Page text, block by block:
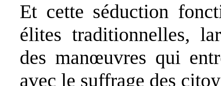
Et cette séduction
élites traditionnelles,
des manœuvres qui
avec le suffrage des